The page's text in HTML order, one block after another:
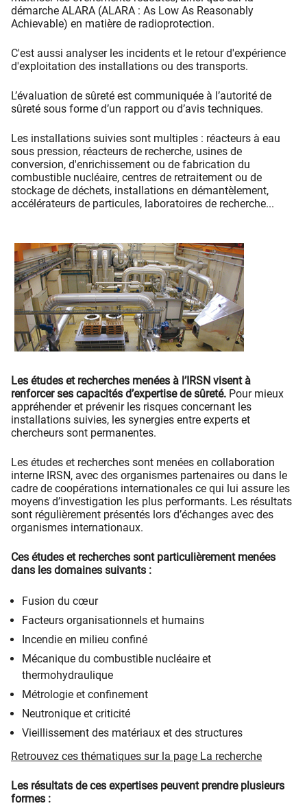
démarche ALARA (ALARA : As Low As Reasonably
Achievable) en matière de radioprotection.
C'est aussi analyser les incidents et le retour d'expérience
d'exploitation des installations ou des transports.
L’évaluation de sûreté est communiquée à l’autorité de
sûreté sous forme d’un rapport ou d’avis techniques.
Les installations suivies sont multiples : réacteurs à eau
sous pression, réacteurs de recherche, usines de
conversion, d'enrichissement ou de fabrication du
combustible nucléaire, centres de retraitement ou de
stockage de déchets, installations en démantèlement,
accélérateurs de particules, laboratoires de recherche...
Les études et recherches menées à l’IRSN visent à
renforcer ses capacités d’expertise de sûreté. Pour mieux
appréhender et prévenir les risques concernant les
installations suivies, les synergies entre experts et
chercheurs sont permanentes.
Les études et recherches sont menées en collaboration
interne IRSN, avec des organismes partenaires ou dans le
cadre de coopérations internationales ce qui lui assure les
moyens d’investigation les plus performants. Les résultats
sont régulièrement présentés lors d’échanges avec des
organismes internationaux.
Ces études et recherches sont particulièrement menées
dans les domaines suivants :
Fusion du cœur
Facteurs organisationnels et humains
Incendie en milieu confiné
Mécanique du combustible nucléaire et
thermohydraulique
Métrologie et confinement
Neutronique et criticité
Vieillissement des matériaux et des structures
Retrouvez ces thématiques sur la page La recherche
Les résultats de ces expertises peuvent prendre plusieurs
formes :